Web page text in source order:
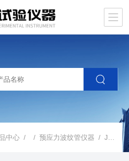
中心 / /预应力波纹管仪器 / JT/T529-2004波纹管柔韧性塞规